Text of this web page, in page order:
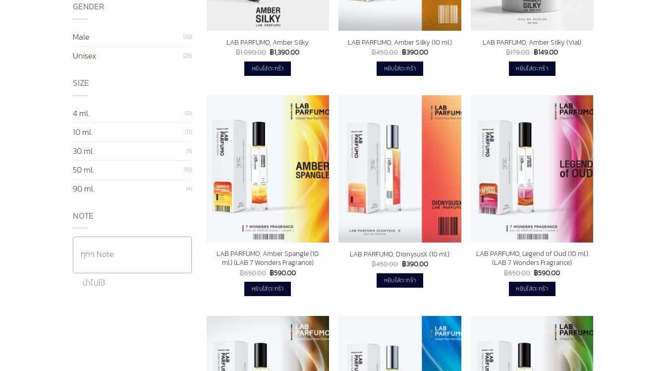
GENDER
Male (32)
Unisex (23)
SIZE
4 ml. (12)
10 ml. (17)
30 ml. (11)
50 ml. (10)
90 ml. (4)
NOTE
นำไปใช้
LAB PARFUMO, Amber Silky
฿1,890.00 Original
price
was:
฿1,890.00.
฿1,390.00Current
หยิบใส่ตะกร้า
LAB PARFUMO, Amber Silky (10 ml.)
฿450.00 Original
price
was:
฿450.00.
฿390.00Current
หยิบใส่ตะกร้า
LAB PARFUMO, Amber Silky (Vial)
฿179.00 Original
price
was:
฿179.00.
฿149.00Current
หยิบใส่ตะกร้า
Add to
wishlist
LAB PARFUMO, Amber Spangle (10
ml.) (LAB 7 Wonders Fragrance)
฿650.00 Original
price
was:
฿650.00.
฿590.00Current
price
หยิบใส่ตะกร้า
LAB PARFUMO, DionysusX (10 ml.)
฿450.00 Original
price
was:
฿450.00.
฿390.00Current
หยิบใส่ตะกร้า
Add to
wishlist
LAB PARFUMO, Legend of Oud (10 ml.)
(LAB 7 Wonders Fragrance)
฿650.00 Original
price
was:
฿650.00.
฿590.00Current
หยิบใส่ตะกร้า
Add to
wishlist
Add to
wishlist
Add to
wishlist